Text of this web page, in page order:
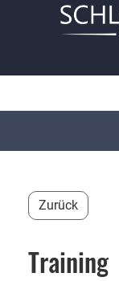
Zurück
Training